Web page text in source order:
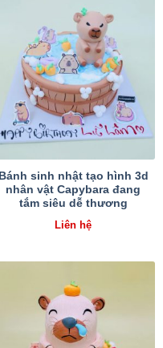
Bánh sinh nhật tạo hình 3d
nhân vật Capybara đang
tắm siêu dễ thương
Liên hệ